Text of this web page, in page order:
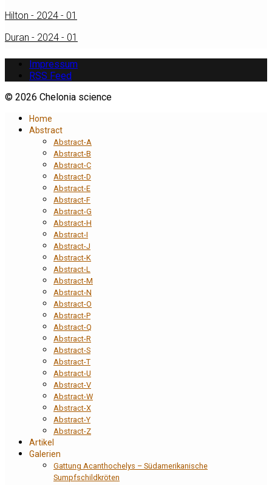
Hilton - 2024 - 01
Duran - 2024 - 01
Impressum
RSS Feed
© 2026 Chelonia science
Home
Abstract
Abstract-A
Abstract-B
Abstract-C
Abstract-D
Abstract-E
Abstract-F
Abstract-G
Abstract-H
Abstract-I
Abstract-J
Abstract-K
Abstract-L
Abstract-M
Abstract-N
Abstract-O
Abstract-P
Abstract-Q
Abstract-R
Abstract-S
Abstract-T
Abstract-U
Abstract-V
Abstract-W
Abstract-X
Abstract-Y
Abstract-Z
Artikel
Galerien
Gattung Acanthochelys – Südamerikanische
Sumpfschildkröten